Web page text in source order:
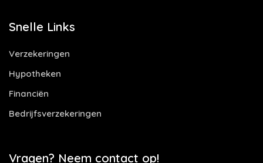
Snelle Links
Verzekeringen
Hypotheken
Financiën
Bedrijfsverzekeringen
Vragen? Neem contact op!